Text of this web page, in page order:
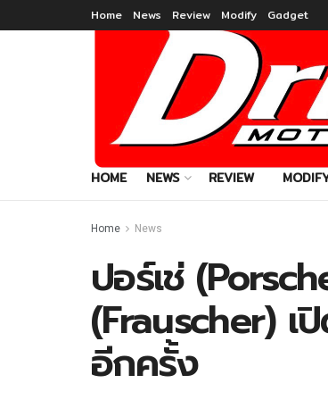
Home News Review Modify Gadget
HOME NEWS REVIEW
Home News
ปอร์เช่
(Frauscher) เ
อีกครั้ง